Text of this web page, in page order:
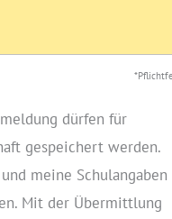
dürfen für
gespeichert werden.
meine Schulangaben
Mit der Übermittlung